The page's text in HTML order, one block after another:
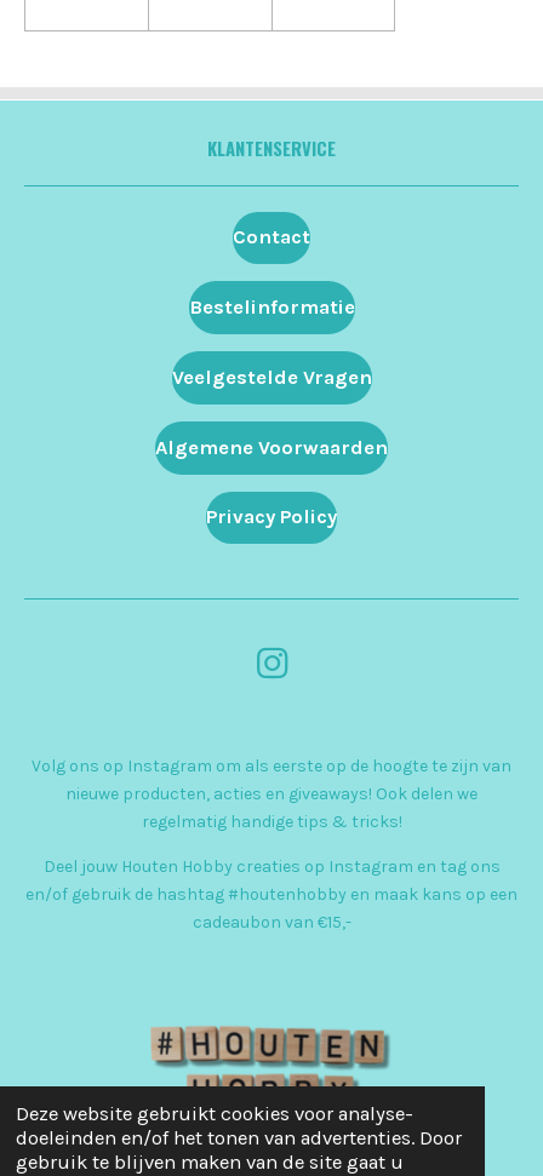
Deze website gebruikt cookies voor analyse-
doeleinden en/of het tonen van advertenties. Door
gebruik te blijven maken van de site gaat u
KLANTENSERVICE
Contact
Bestelinformatie
Veelgestelde Vragen
Algemene Voorwaarden
Privacy Policy
I
t
a
g
r
a
Volg ons op Instagram om als eerste op de hoogte te zijn van
nieuwe producten, acties en giveaways! Ook delen we
regelmatig handige tips & tricks!
Deel jouw Houten Hobby creaties op Instagram en tag ons
en/of gebruik de hashtag #houtenhobby en maak kans op een
cadeaubon van €15,-